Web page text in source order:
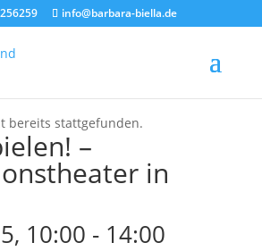
info@barbara-biella.de
bereits stattgefunden.
–
in
10:00 - 14:00